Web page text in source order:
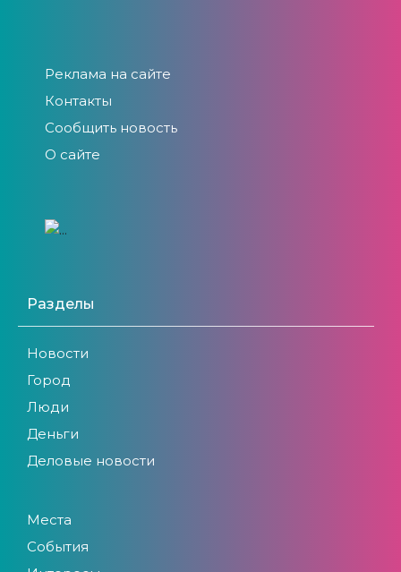
Реклама на сайте
Контакты
Сообщить новость
О сайте
Разделы
Новости
Город
Люди
Деньги
Деловые новости
Места
События